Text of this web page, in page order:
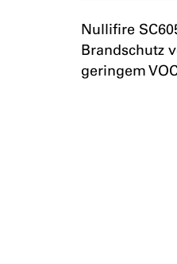
Nullifire
Brandschutz
geringem